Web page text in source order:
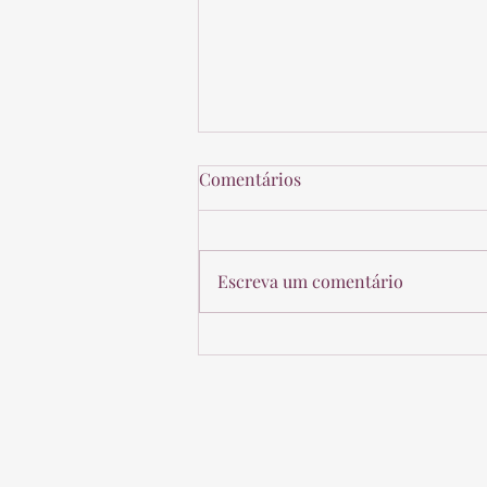
Novo Entendimento da
Comentários
Escreva um comentário